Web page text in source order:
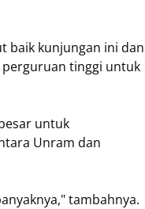
baik kunjungan ini dan
perguruan tinggi untuk
untuk
Unram dan
tambahnya.